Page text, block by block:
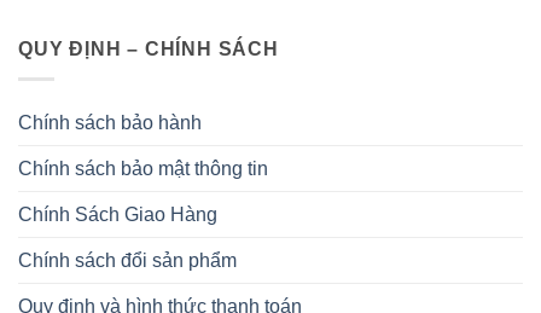
QUY ĐỊNH – CHÍNH SÁCH
Chính sách bảo hành
Chính sách bảo mật thông tin
Chính Sách Giao Hàng
Chính sách đổi sản phẩm
Quy định và hình thức thanh toán